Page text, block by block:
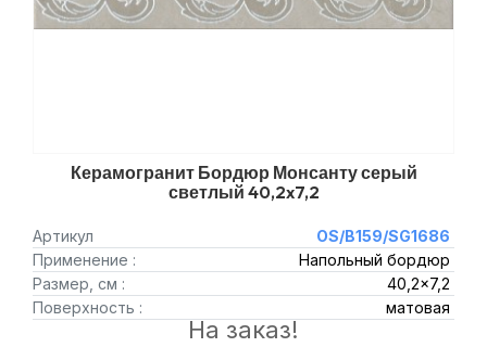
Керамогранит Бордюр Монсанту серый
светлый 40,2x7,2
Артикул
OS/B159/SG1686
Применение :
Напольный бордюр
Размер, см :
40,2x7,2
Поверхность :
матовая
На заказ!